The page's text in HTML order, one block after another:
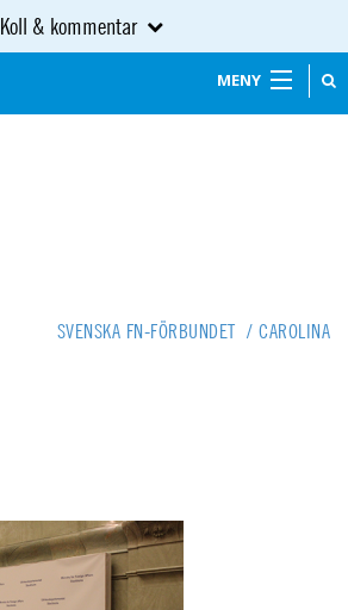
Koll & kommentar
MENY
SVENSKA FN-FÖRBUNDET / CAROLINA